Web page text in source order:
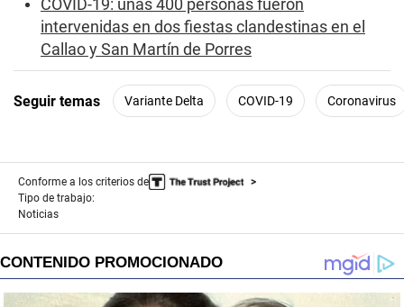
COVID-19: unas 400 personas fueron
intervenidas en dos fiestas clandestinas en el
Callao y San Martín de Porres
Seguir temas Variante Delta COVID-19 Coronavirus
Conforme a los criterios de
Tipo de trabajo:
Noticias